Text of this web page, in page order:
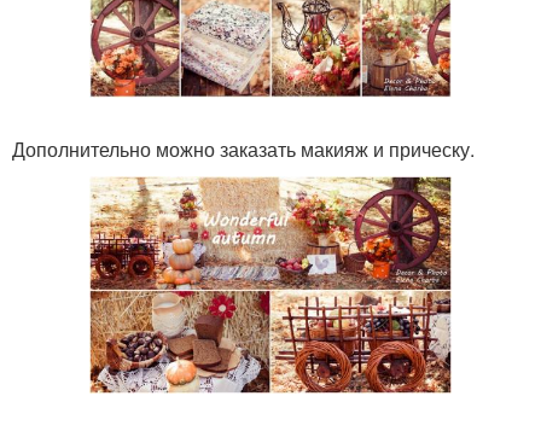
Дополнительно можно заказать макияж и прическу.